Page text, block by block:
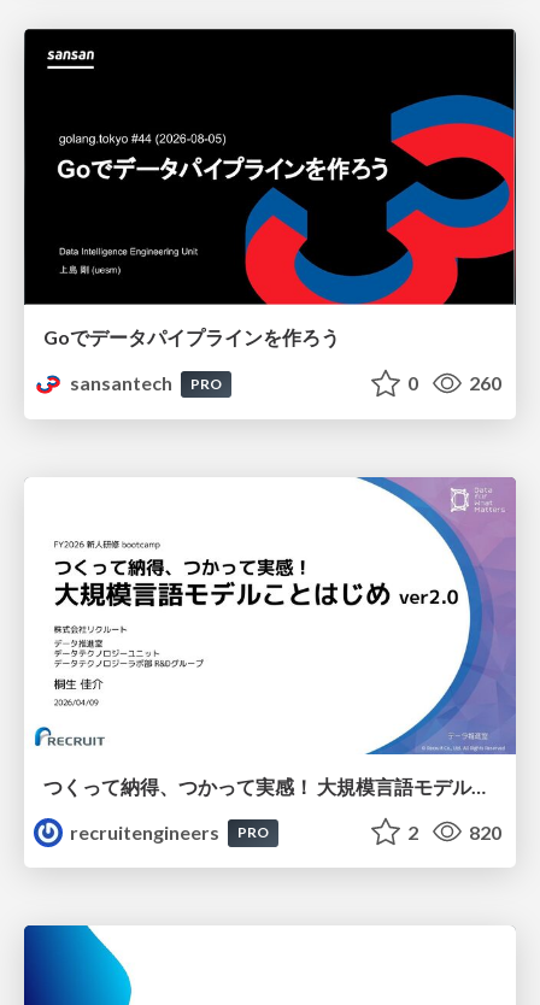
Goでデータパイプラインを作ろう
sansantech
PRO 0 260
つくって納得、つかって実感！ 大規模言語モデルことはじめ ver2.0
recruitengineers
PRO 2 820